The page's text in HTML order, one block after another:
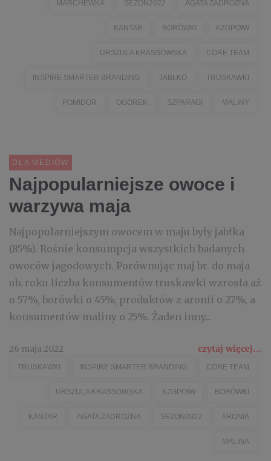
MARCHEWKA SEZON2022 AGATA ZADROŻNA
KANTAR BORÓWKI KZGPOIW
URSZULA KRASSOWSKA CORE TEAM
INSPIRE SMARTER BRANDING JABŁKO TRUSKAWKI
POMIDOR OGÓREK SZPARAGI MALINY
DLA MEDIÓW
Najpopularniejsze owoce i
warzywa maja
Najpopularniejszym owocem w maju były jabłka
(85%). Rośnie konsumpcja wszystkich badanych
owoców jagodowych. Porównując maj br. do maja
ub. roku liczba konsumentów truskawki wzrosła aż
o 57%, borówki o 45%, produktów z aronii o 27%, a
konsumentów maliny o 25%. Żaden inny...
26 maja 2022 czytaj więcej...
TRUSKAWKI INSPIRE SMARTER BRANDING CORE TEAM
URSZULA KRASSOWSKA KZGPOIW BORÓWKI
KANTAR AGATA ZADROŻNA SEZON2022 ARONIA
MALINA